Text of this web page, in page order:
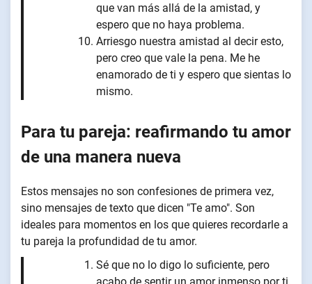
que van más allá de la amistad, y
espero que no haya problema.
Arriesgo nuestra amistad al decir esto,
pero creo que vale la pena. Me he
enamorado de ti y espero que sientas lo
mismo.
Para tu pareja: reafirmando tu amor
de una manera nueva
Estos mensajes no son confesiones de primera vez,
sino mensajes de texto que dicen "Te amo". Son
ideales para momentos en los que quieres recordarle a
tu pareja la profundidad de tu amor.
Sé que no lo digo lo suficiente, pero